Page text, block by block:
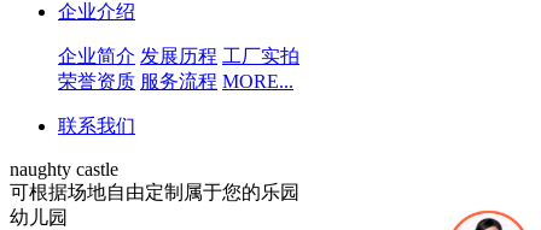
企业介绍
企业简介 发展历程 工厂实拍
荣誉资质 服务流程 MORE...
联系我们
naughty castle
可根据场地自由定制属于您的乐园
幼儿园